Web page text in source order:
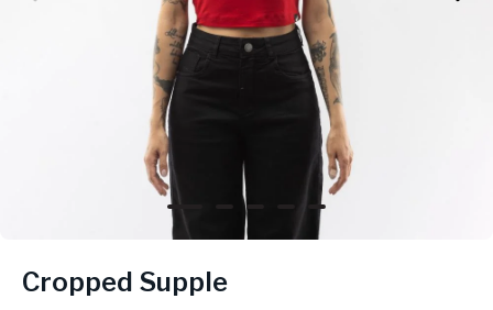
Cropped Supple